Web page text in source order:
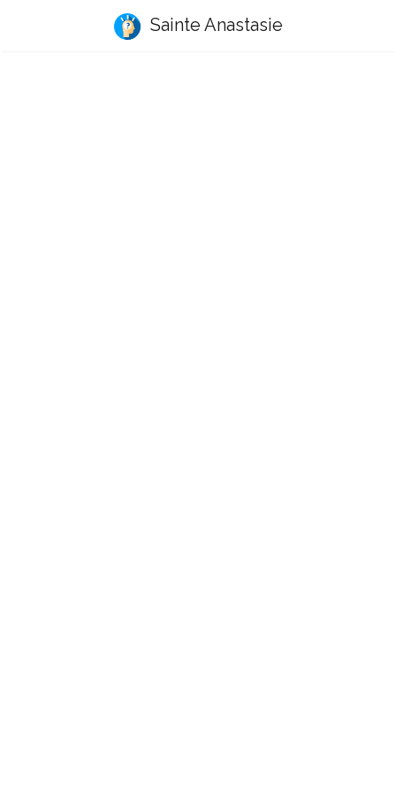
Sainte Anastasie